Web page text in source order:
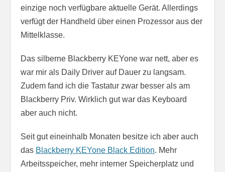
einzige noch verfügbare aktuelle Gerät. Allerdings
verfügt der Handheld über einen Prozessor aus der
Mittelklasse.
Das silberne Blackberry KEYone war nett, aber es
war mir als Daily Driver auf Dauer zu langsam.
Zudem fand ich die Tastatur zwar besser als am
Blackberry Priv. Wirklich gut war das Keyboard
aber auch nicht.
Seit gut eineinhalb Monaten besitze ich aber auch
das Blackberry KEYone Black Edition. Mehr
Arbeitsspeicher, mehr interner Speicherplatz und